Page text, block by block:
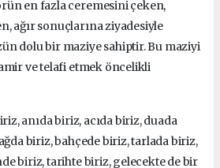
en fazla ceremesini çeken,
ağır sonuçlarına ziyadesiyle
dolu bir maziye sahiptir.Bu maziyi
ve telafi etmek öncelikli
anıda biriz, acıda biriz, duada
biriz, bahçede biriz, tarlada biriz,
biriz, tarihte biriz, gelecekte de bir